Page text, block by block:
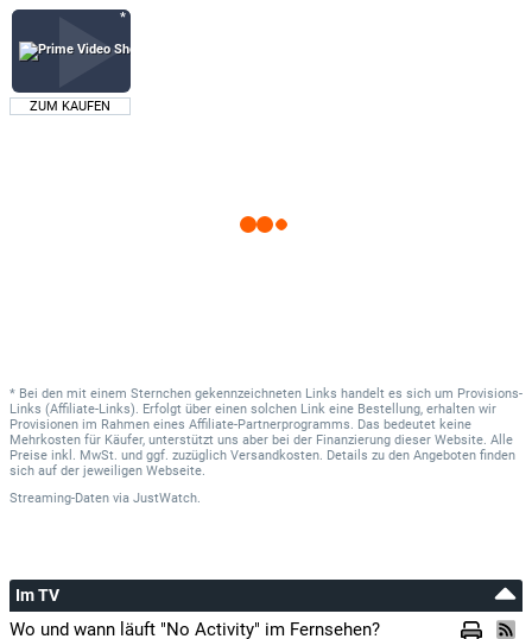
ZUM KAUFEN
* Bei den mit einem Sternchen gekennzeichneten Links handelt es sich um Provisions-
Links (Affiliate-Links). Erfolgt über einen solchen Link eine Bestellung, erhalten wir
Provisionen im Rahmen eines Affiliate-Partnerprogramms. Das bedeutet keine
Mehrkosten für Käufer, unterstützt uns aber bei der Finanzierung dieser Website. Alle
Preise inkl. MwSt. und ggf. zuzüglich Versandkosten. Details zu den Angeboten finden
sich auf der jeweiligen Webseite.
Streaming-Daten via JustWatch.
Im TV
Wo und wann läuft "No Activity" im Fernsehen?